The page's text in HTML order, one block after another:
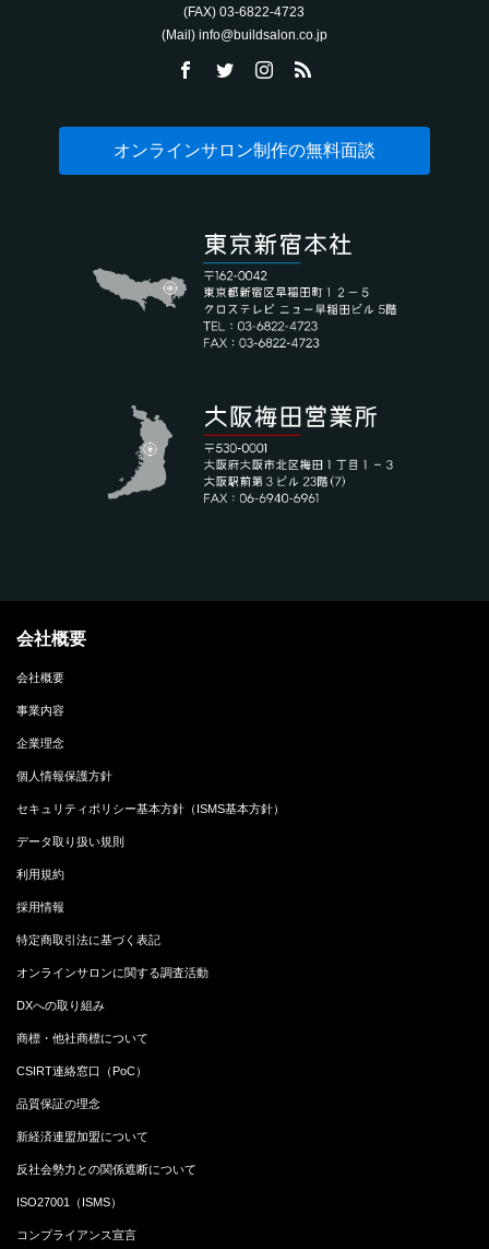
(FAX) 03-6822-4723‬
(Mail) info@buildsalon.co.jp
オンラインサロン制作の無料面談
会社概要
会社概要
事業内容
企業理念
個人情報保護方針
セキュリティポリシー基本方針（ISMS基本方針）
データ取り扱い規則
利用規約
採用情報
特定商取引法に基づく表記
オンラインサロンに関する調査活動
DXへの取り組み
商標・他社商標について
CSIRT連絡窓口（PoC）
品質保証の理念
新経済連盟加盟について
反社会勢力との関係遮断について
ISO27001（ISMS）
コンプライアンス宣言